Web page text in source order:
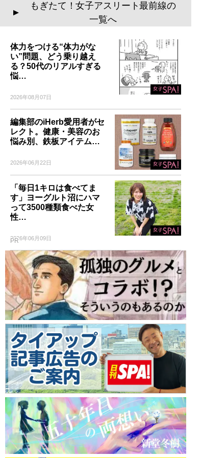
▲
もぎたて！女子アスリート最前線の
一覧へ
体力をつける“体力がな
い”問題、どう乗り越え
る？50代のリアルすぎる
悩…
2026年08月07日
編集部のiHerb愛用者がセ
レクト。健康・美容のお
悩み別、鉄板アイテム…
2026年06月22日
「毎日1キロは食べてま
す」ヨーグルト沼にハマ
って3500種類食べた女
性…
2026年06月09日
PR